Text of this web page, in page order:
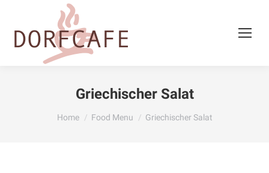
Griechischer Salat
You are here:
Home Food Menu Griechischer Salat